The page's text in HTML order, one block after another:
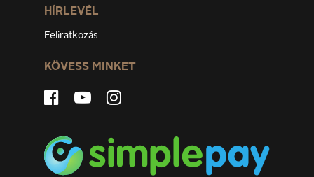
HÍRLEVÉL
Feliratkozás
KÖVESS MINKET